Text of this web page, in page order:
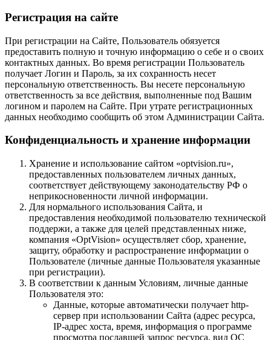
Регистрация на сайте
При регистрации на Сайте, Пользователь обязуется
предоставить полную и точную информацию о себе и о своих
контактных данных. Во время регистрации Пользователь
получает Логин и Пароль, за их сохранность несет
персональную ответственность. Вы несете персональную
ответственность за все действия, выполненные под Вашим
логином и паролем на Сайте. При утрате регистрационных
данных необходимо сообщить об этом Администрации Сайта.
Конфиденциальность и хранение информации
Хранение и использование сайтом «optvision.ru»,
предоставленных пользователем личных данных,
соответствует действующему законодательству РФ о
неприкосновенности личной информации.
Для нормального использования Сайта, и
предоставления необходимой пользователю технической
поддержи, а также для целей представленных ниже,
компания «OptVision» осуществляет сбор, хранение,
защиту, обработку и распространение информации о
Пользователе (личные данные Пользователя указанные
при регистрации).
В соответствии к данным Условиям, личные данные
Пользователя это:
Данные, которые автоматически получает http-
сервер при использовании Сайта (адрес ресурса,
IP-адрес хоста, время, информация о программе
просмотра пославшей запрос ресурса, вид ОС